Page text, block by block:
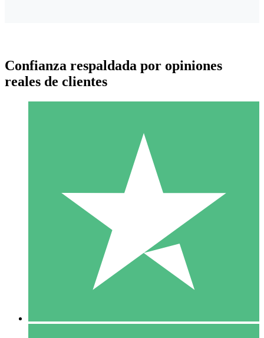
Paquetes de Créditos Individuales
Paga según el uso con créditos de descarga. Sin compromiso
10 00
Confianza respaldada por opiniones
reales de clientes